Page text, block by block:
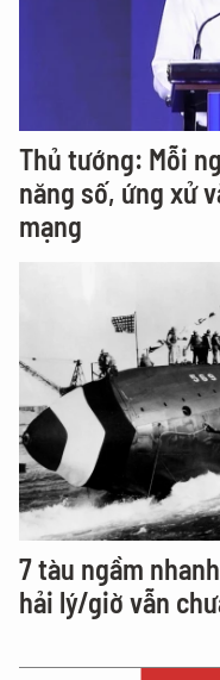
Thủ tướng: Mỗi
năng số, ứng xử
mạng
7 tàu ngầm
hải lý/giờ vẫn